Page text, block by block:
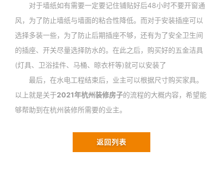
对于墙纸如有需要一定要记住铺贴好后48小时不要开窗通
风，为了防止墙纸与墙面的粘合性降低。而对于安装插座可以
选择多装一些，为了防止后期插座不够，还有为了安全卫生间
的插座、开关尽量选择防水的。在此之后，购买好的五金洁具
(灯具、卫浴挂件、马桶、晾衣杆等)就可以安装了
最后，在水电工程结束后，业主可以根据尺寸购买家具。
以上就是关于2021年杭州装修房子的流程的大概内容，希望能
够帮助到在杭州装修所需要的业主。
返回列表